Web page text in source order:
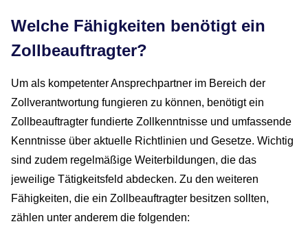
Welche Fähigkeiten benötigt ein
Zollbeauftragter?
Um als kompetenter Ansprechpartner im Bereich der
Zollverantwortung fungieren zu können, benötigt ein
Zollbeauftragter fundierte Zollkenntnisse und umfassende
Kenntnisse über aktuelle Richtlinien und Gesetze. Wichtig
sind zudem regelmäßige Weiterbildungen, die das
jeweilige Tätigkeitsfeld abdecken. Zu den weiteren
Fähigkeiten, die ein Zollbeauftragter besitzen sollten,
zählen unter anderem die folgenden: